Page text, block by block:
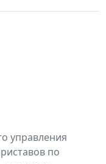
управления
по